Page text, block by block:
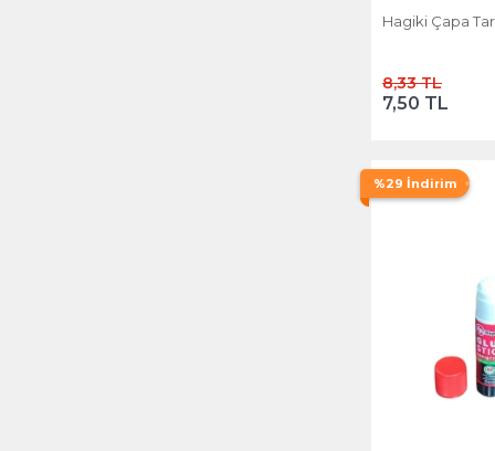
Hagiki Çapa
8,33 TL
7,50 TL
%29 İndirim